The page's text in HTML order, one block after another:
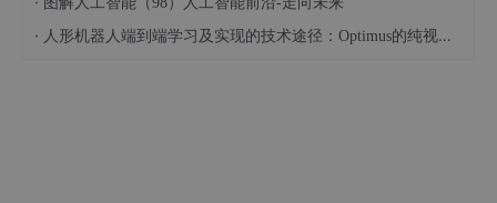
· 人形机器人端到端学习及实现的技术途径：Optimus的纯视觉BEV+Transformer方案、RT-2模型跨模态迁移能力测试（上）